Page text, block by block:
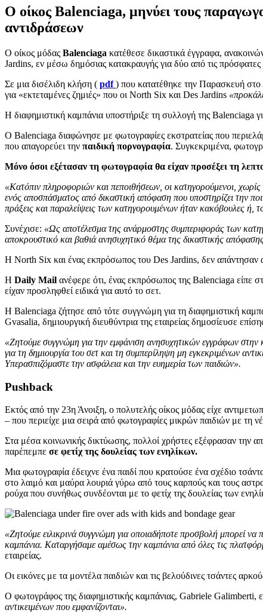
Ο οίκος Balenciaga, μηνύει τους
αντιδράσεων
Ο οίκος μόδας Balenciaga κατέθεσε δικαστικά έγγραφα,
Jardins, εν μέσω δημόσιας κατακραυγής για δύο από τις πρόσφατες
Σε μια δισέλιδη κλήση ( pdf ) που κατατέθηκε την Παρασκευή στο
για «εκτεταμένες ζημιές» που οι North Six και Des Jardins
Η διαφημιστική καμπάνια υποστήριξε τη συλλογή της Balenciaga
Ο Balenciaga διαφώνησε με φωτογραφίες εκστρατείας που
που απαγορεύει την παιδική πορνογραφία. Συγκεκριμένα,
Μόνο όσοι εξέτασαν τη φωτογραφία θα είχαν προσέξει τη
«Κατόπιν πληροφοριών και πεποιθήσεων, οι κατηγορούμενοι,
ενός αποσπάσματος από δικαστική απόφαση που υποστηρίζει την
πράξεις και παραλείψεις των κατηγορουμένων ήταν κακόβουλες ή,
Συνέχισε: «Ως αποτέλεσμα της ανάρμοστης συμπεριφοράς των
αποκρουστικό και βαθιά ανησυχητικό θέμα της δικαστικής
Η North Six και ένας εκπρόσωπος του Des Jardins, δεν απάντησαν
Η Daily Mail ανέφερε ότι, ένας εκπρόσωπος της Balenciaga είπε
είχαν προσληφθεί ειδικά για αυτό το σετ.
Η Balenciaga ζήτησε από τότε συγγνώμη για τη διαφημιστική
Gvasalia, δημιουργική διευθύντρια της εταιρείας δημοσίευσε
«Ζητούμε συγγνώμη για την εμφάνιση ανησυχητικών εγγράφων στην
για τη δημιουργία του σετ και τη συμπερίληψη μη εγκεκριμένων
Υπερασπιζόμαστε την ασφάλεια και την ευημερία των παιδιών».
Pushback
Εκτός από την 23η Άνοιξη, ο πολυτελής οίκος μόδας είχε
– που περιείχε μια σειρά από φωτογραφίες μικρών παιδιών με τη
Στα μέσα κοινωνικής δικτύωσης, πολλοί χρήστες εξέφρασαν την
παρέπεμπε σε φετίχ της δουλείας των ενηλίκων.
Μια φωτογραφία έδειχνε ένα παιδί που κρατούσε ένα σχέδιο
στο λαιμό και μαύρα λουριά γύρω από τους καρπούς και τους
ρούχα που συνήθως συνδέονται με το φετίχ της δουλείας των
«Ζητούμε ειλικρινά συγγνώμη για οποιαδήποτε προσβολή μπορεί
καμπάνια. Καταργήσαμε αμέσως την καμπάνια από όλες τις
εταιρείας.
Οι εικόνες με τα μοντέλα παιδιών και τις βελούδινες τσάντες
Ο φωτογράφος της διαφημιστικής καμπάνιας, Gabriele Galimberti,
αντικειμένων που εμφανίζονται».